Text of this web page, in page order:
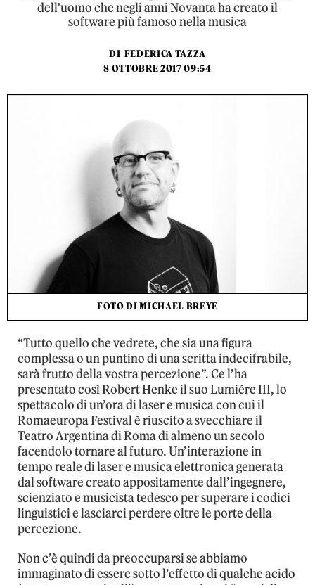
dell'uomo che negli anni Novanta ha creato il
software più famoso nella musica
DI FEDERICA TAZZA
8 OTTOBRE 2017 09:54
FOTO DI MICHAEL BREYE
“Tutto quello che vedrete, che sia una figura
complessa o un puntino di una scritta indecifrabile,
sarà frutto della vostra percezione”. Ce l’ha
presentato così Robert Henke il suo Lumiére III, lo
spettacolo di un’ora di laser e musica con cui il
Romaeuropa Festival è riuscito a svecchiare il
Teatro Argentina di Roma di almeno un secolo
facendolo tornare al futuro. Un’interazione in
tempo reale di laser e musica elettronica generata
dal software creato appositamente dall’ingegnere,
scienziato e musicista tedesco per superare i codici
linguistici e lasciarci perdere oltre le porte della
percezione.
Non c’è quindi da preoccuparsi se abbiamo
immaginato di essere sotto l’effetto di qualche acido